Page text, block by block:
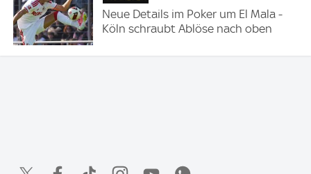
Neue Details im Poker um El Mala -
Köln schraubt Ablöse nach oben